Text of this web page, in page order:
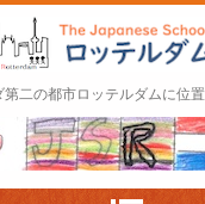
ム日本人学校 The
第二の都市ロッテルダムに位